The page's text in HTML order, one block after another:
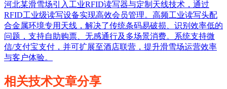
河北某滑雪场引入工业RFID读写器与定制天线技术，通过
RFID工业级读写设备实现高效会员管理。高频工业读写头配
合金属环境专用天线，解决了传统条码易破损、识别效率低的
问题，支持自助购票、无感通行及多场景消费。系统支持微
信/支付宝支付，并可扩展至酒店联营，提升滑雪场运营效率
与客户体验。
相关技术文章分享